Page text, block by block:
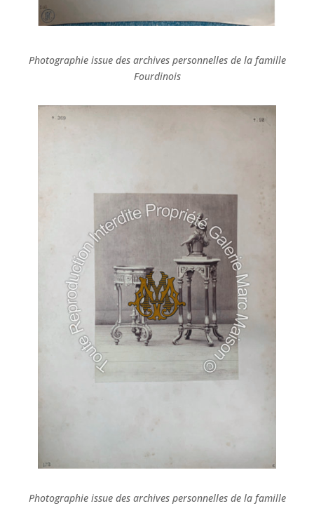
Photographie issue des archives personnelles de la famille
Fourdinois
Photographie issue des archives personnelles de la famille